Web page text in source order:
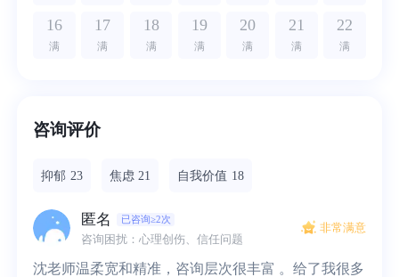
16
满
17
满
18
满
19
满
20
满
21
满
22
满
咨询评价
抑郁 23 焦虑 21 自我价值 18
匿名 已咨询≥2次
咨询困扰：心理创伤、信任问题
非常满意
沈老师温柔宽和精准，咨询层次很丰富 。给了我很多